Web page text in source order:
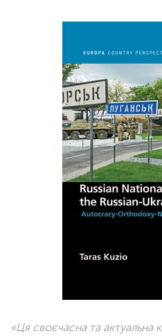
«Ця своєчасна та актуальна